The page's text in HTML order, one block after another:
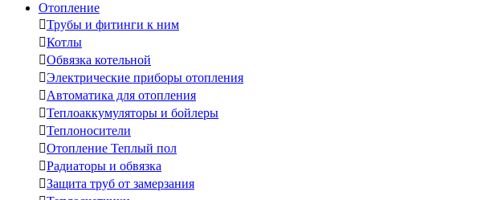
Отопление
Трубы и фитинги к ним
Котлы
Обвязка котельной
Электрические приборы отопления
Автоматика для отопления
Теплоаккумуляторы и бойлеры
Теплоносители
Отопление Теплый пол
Радиаторы и обвязка
Защита труб от замерзания